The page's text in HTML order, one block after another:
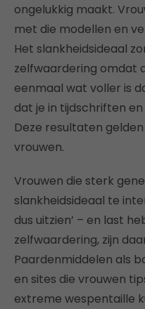
ongelukkig maakt.
met die modellen en
Het slankheidsideaal
zelfwaardering omdat
eenmaal wat voller is
dat je in tijdschriften
Deze resultaten
vrouwen.
Vrouwen die sterk
slankheidsideaal te
dus uitzien’ – en last
zelfwaardering, zijn
Paardenmiddelen als
en sites die vrouwen
extreme wespentaille